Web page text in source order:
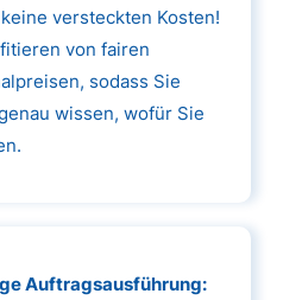
versteckten Kosten!
von fairen
sodass Sie
wissen, wofür Sie
Auftragsausführung: